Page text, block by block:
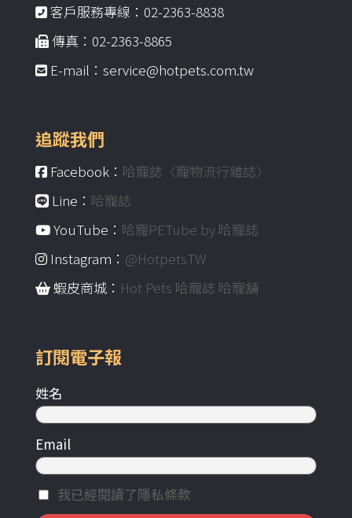
客戶服務專線：02-2363-8838
傳真：02-2363-8865
E-mail：service@hotpets.com.tw
追蹤我們
Facebook： 哈寵誌〈寵物流行雜誌〉
Line： 哈寵誌
YouTube： 哈寵PETube by 哈寵誌
Instagram： @HotpetsTW
蝦皮商城： Hot Pets 哈寵誌 哈寵舖
訂閱電子報
姓名
Email
我已經閱讀了隱私條款